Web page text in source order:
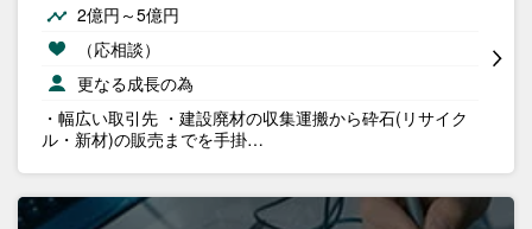
2億円～5億円
（応相談）
更なる成長の為
・幅広い取引先 ・建設廃材の収集運搬から砕石(リサイク
ル・新材)の販売までを手掛…